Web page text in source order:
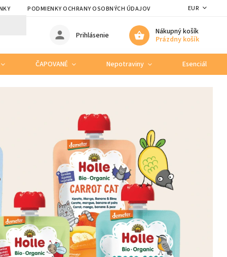
PODMIENKY OCHRANY OSOBNÝCH ÚDAJOV EUR
Nákupný košík
Prázdny košík
Prihlásenie
ČAPOVANÉ Nepotraviny Esenciálne